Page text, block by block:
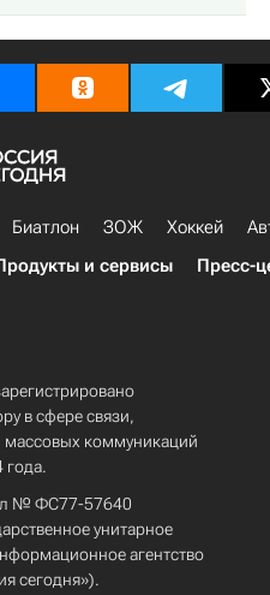
Биатлон ЗОЖ Хоккей
и сервисы Пресс-
в сфере связи,
коммуникаций
№ ФС77-57640
унитарное
агентство
сегодня»).